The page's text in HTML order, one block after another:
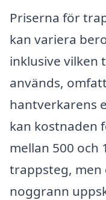
Priserna för
kan variera
inklusive vilken
används,
hantverkarens
kan kostnaden
mellan 500 och
trappsteg,
noggrann